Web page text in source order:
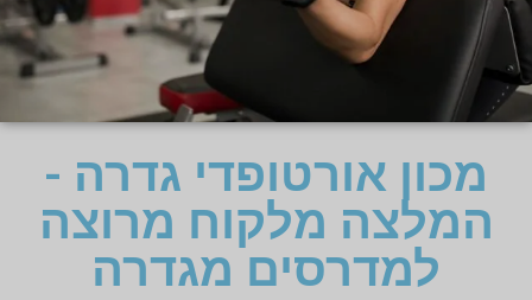
מכון אורטופדי גדרה -
המלצה מלקוח מרוצה
למדרסים מגדרה